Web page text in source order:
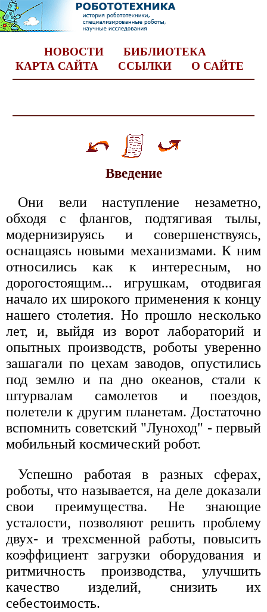
НОВОСТИ
БИБЛИОТЕКА
КАРТА САЙТА
ССЫЛКИ О САЙТЕ
Введение
Они вели наступление незаметно,
обходя с флангов, подтягивая тылы,
модернизируясь и совершенствуясь,
оснащаясь новыми механизмами. К ним
относились как к интересным, но
дорогостоящим... игрушкам, отодвигая
начало их широкого применения к концу
нашего столетия. Но прошло несколько
лет, и, выйдя из ворот лабораторий и
опытных производств, роботы уверенно
зашагали по цехам заводов, опустились
под землю и па дно океанов, стали к
штурвалам самолетов и поездов,
полетели к другим планетам. Достаточно
вспомнить советский "Луноход" - первый
мобильный космический робот.
Успешно работая в разных сферах,
роботы, что называется, на деле доказали
свои преимущества. Не знающие
усталости, позволяют решить проблему
двух- и трехсменной работы, повысить
коэффициент загрузки оборудования и
ритмичность производства, улучшить
качество изделий, снизить их
себестоимость.